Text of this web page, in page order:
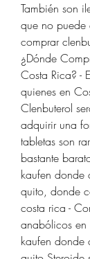
También son
que no puede
comprar
¿Dónde
Costa Rica? -
quienes en
Clenbuterol
adquirir una
tabletas son
bastante
kaufen donde
quito, donde
costa rica -
anabólicos en
kaufen donde